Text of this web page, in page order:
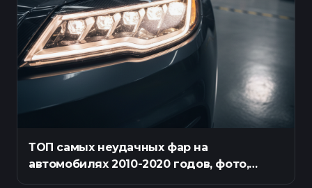
ТОП самых неудачных фар на
автомобилях 2010-2020 годов, фото,
описание проблем